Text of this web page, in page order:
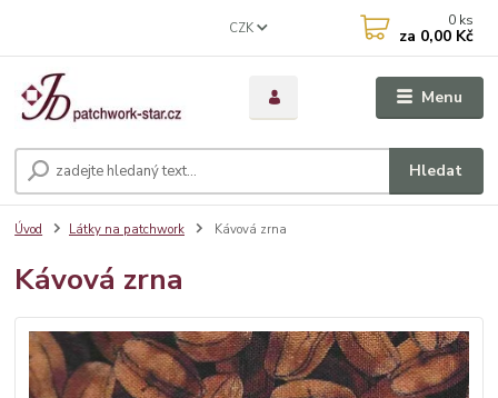
Menu
CZK
Hledat
0 ks
za 0,00 Kč
Úvod Látky na patchwork Kávová zrna
Kávová zrna